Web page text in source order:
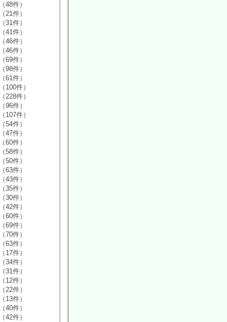
（48件）
（21件）
（31件）
（41件）
（46件）
（46件）
（69件）
（98件）
（61件）
（100件）
（228件）
（96件）
（107件）
（54件）
（47件）
（60件）
（58件）
（50件）
（63件）
（43件）
（35件）
（30件）
（42件）
（60件）
（69件）
（70件）
（63件）
（17件）
（34件）
（31件）
（12件）
（22件）
（13件）
（40件）
（42件）